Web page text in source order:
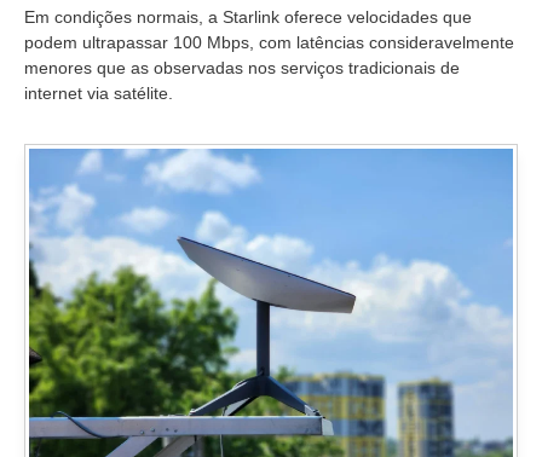
Em condições normais, a Starlink oferece velocidades que
podem ultrapassar 100 Mbps, com latências consideravelmente
menores que as observadas nos serviços tradicionais de
internet via satélite.